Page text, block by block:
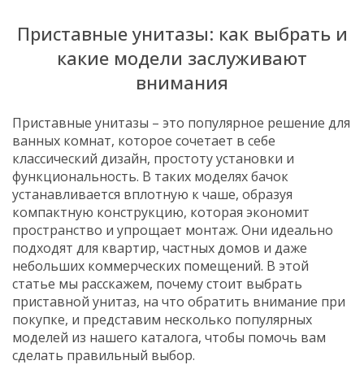
Приставные унитазы: как выбрать и
какие модели заслуживают
внимания
Приставные унитазы – это популярное решение для
ванных комнат, которое сочетает в себе
классический дизайн, простоту установки и
функциональность. В таких моделях бачок
устанавливается вплотную к чаше, образуя
компактную конструкцию, которая экономит
пространство и упрощает монтаж. Они идеально
подходят для квартир, частных домов и даже
небольших коммерческих помещений. В этой
статье мы расскажем, почему стоит выбрать
приставной унитаз, на что обратить внимание при
покупке, и представим несколько популярных
моделей из нашего каталога, чтобы помочь вам
сделать правильный выбор.